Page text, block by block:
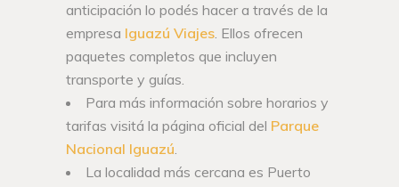
anticipación lo podés hacer a través de la
empresa Iguazú Viajes. Ellos ofrecen
paquetes completos que incluyen
transporte y guías.
Para más información sobre horarios y
tarifas visitá la página oficial del Parque
Nacional Iguazú.
La localidad más cercana es Puerto